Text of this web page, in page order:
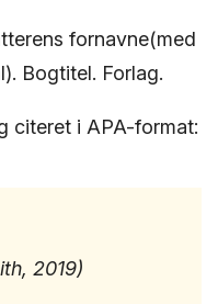
fornavne(med
Bogtitel. Forlag.
citeret i APA-format:
2019)